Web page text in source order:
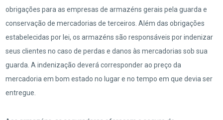
obrigações para as empresas de armazéns gerais pela guarda e
conservação de mercadorias de terceiros. Além das obrigações
estabelecidas por lei, os armazéns são responsáveis por indenizar
seus clientes no caso de perdas e danos às mercadorias sob sua
guarda. A indenização deverá corresponder ao preço da
mercadoria em bom estado no lugar e no tempo em que devia ser
entregue.